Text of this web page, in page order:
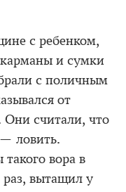
с ребенком,
и сумки
с поличным
от
Они считали, что
ловить.
вора в
вытащил у